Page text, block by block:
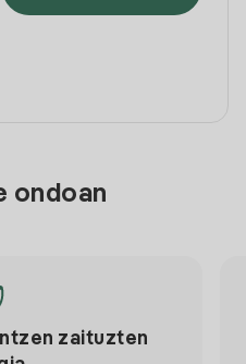
ondoan
zaituzten